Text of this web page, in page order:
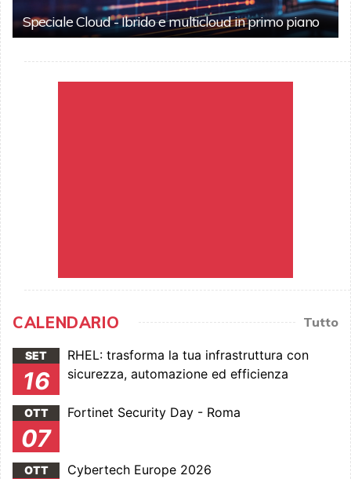
Speciale Cloud - Ibrido e multicloud in primo piano
CALENDARIO Tutto
SET
16
RHEL: trasforma la tua infrastruttura con
sicurezza, automazione ed efficienza
OTT
07
Fortinet Security Day - Roma
OTT Cybertech Europe 2026